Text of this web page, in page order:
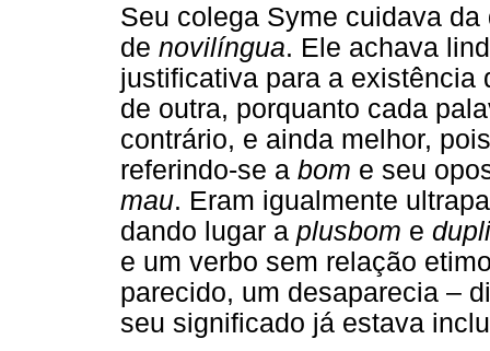
Seu colega Syme cuidava
de novilíngua. Ele achava
justificativa para a existência
de outra, porquanto cada
contrário, e ainda melhor,
referindo-se a bom e seu
mau. Eram igualmente
dando lugar a plusbom e
e um verbo sem relação
parecido, um desaparecia –
seu significado já estava